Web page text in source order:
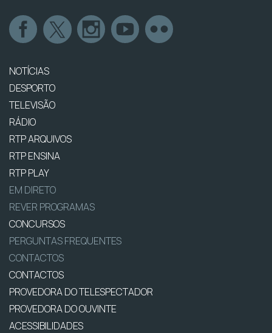
NOTÍCIAS
DESPORTO
TELEVISÃO
RÁDIO
RTP ARQUIVOS
RTP ENSINA
RTP PLAY
EM DIRETO
REVER PROGRAMAS
CONCURSOS
PERGUNTAS FREQUENTES
CONTACTOS
CONTACTOS
PROVEDORA DO TELESPECTADOR
PROVEDORA DO OUVINTE
ACESSIBILIDADES